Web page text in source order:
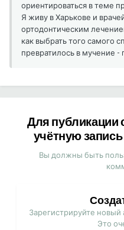
ориентироваться в теме
Я живу в Харькове и
ортодонтическим
как выбрать того самого
превратилось в мучение -
Для публикации
учётную
Вы должны быть
Зарегистрируйте
Это